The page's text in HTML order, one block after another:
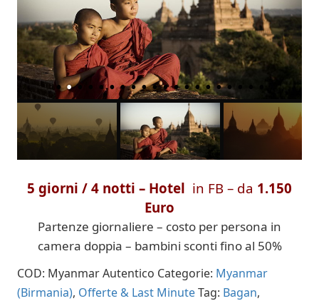
5 giorni / 4 notti – Hotel in FB – da 1.150
Euro
Partenze giornaliere – costo per persona in
camera doppia – bambini sconti fino al 50%
COD: Myanmar Autentico Categorie: Myanmar
(Birmania), Offerte & Last MinuteTag: Bagan,